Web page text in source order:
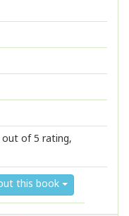
out of 5 rating,
this book